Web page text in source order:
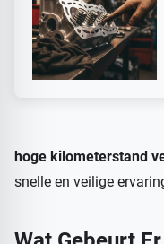
hoge kilometerstand
snelle en veilige